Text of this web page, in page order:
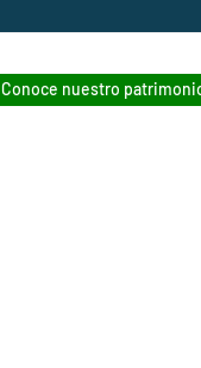
Conoce nuestro